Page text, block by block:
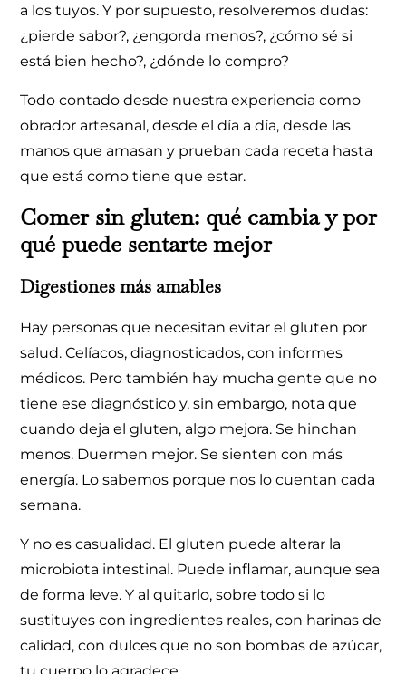
a los tuyos. Y por supuesto, resolveremos dudas:
¿pierde sabor?, ¿engorda menos?, ¿cómo sé si
está bien hecho?, ¿dónde lo compro?
Todo contado desde nuestra experiencia como
obrador artesanal, desde el día a día, desde las
manos que amasan y prueban cada receta hasta
que está como tiene que estar.
Comer sin gluten: qué cambia y por
qué puede sentarte mejor
Digestiones más amables
Hay personas que necesitan evitar el gluten por
salud. Celíacos, diagnosticados, con informes
médicos. Pero también hay mucha gente que no
tiene ese diagnóstico y, sin embargo, nota que
cuando deja el gluten, algo mejora. Se hinchan
menos. Duermen mejor. Se sienten con más
energía. Lo sabemos porque nos lo cuentan cada
semana.
Y no es casualidad. El gluten puede alterar la
microbiota intestinal. Puede inflamar, aunque sea
de forma leve. Y al quitarlo, sobre todo si lo
sustituyes con ingredientes reales, con harinas de
calidad, con dulces que no son bombas de azúcar,